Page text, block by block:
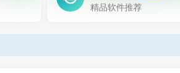
精品软件推荐